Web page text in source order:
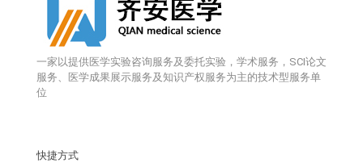
一家以提供医学实验咨询服务及委托实验，学术服务，SCI论文
服务、医学成果展示服务及知识产权服务为主的技术型服务单
位
快捷方式